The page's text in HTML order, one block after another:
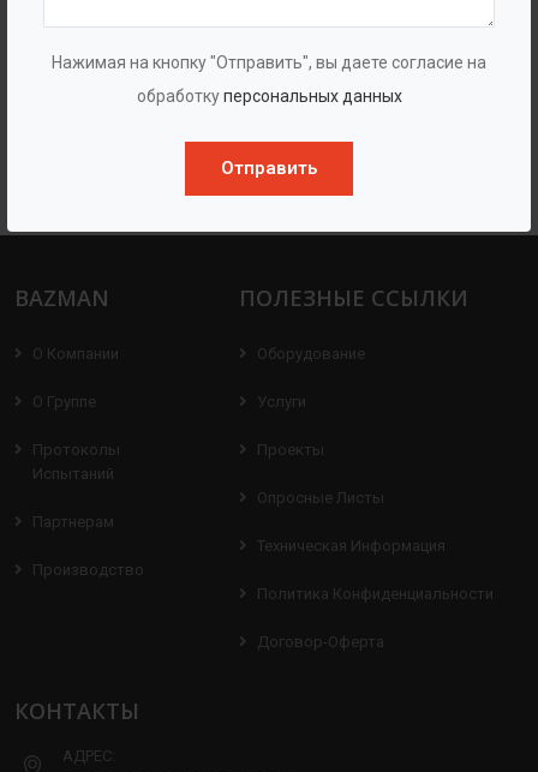
Нажимая на кнопку "Отправить", вы даете согласие на
обработкуперсональных данных
Отправить
Колодец гаситель
BAZMAN
О Компании
О Группе
Протоколы
Испытаний
Партнерам
Производство
ПОЛЕЗНЫЕ ССЫЛКИ
Оборудование
Услуги
Проекты
Опросные Листы
Техническая Информация
Политика Конфиденциальности
Договор-Оферта
КОНТАКТЫ
АДРЕС: